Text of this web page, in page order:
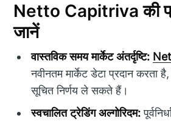
Netto Capitriva की
जानें
वास्तविक समय मार्केट अंतर्दृष्टि:
नवीनतम मार्केट डेटा प्रदान करता
सूचित निर्णय ले सकते हैं।
स्वचालित ट्रेडिंग अल्गोरिदम: